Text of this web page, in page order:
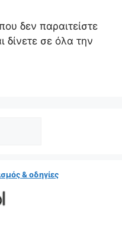
δεν παραιτείστε
δίνετε σε όλα την
& οδηγίες